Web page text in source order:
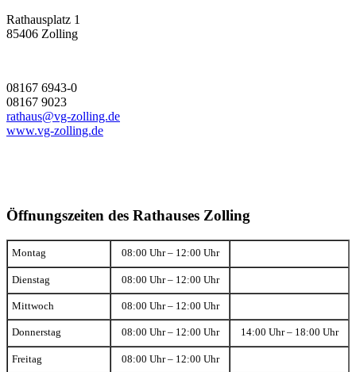
Rathausplatz 1
85406 Zolling
08167 6943-0
08167 9023
rathaus@vg-zolling.de
www.vg-zolling.de
Öffnungszeiten des Rathauses Zolling
Montag 08:00 Uhr – 12:00 Uhr
Dienstag 08:00 Uhr – 12:00 Uhr
Mittwoch 08:00 Uhr – 12:00 Uhr
Donnerstag 08:00 Uhr – 12:00 Uhr 14:00 Uhr – 18:00 Uhr
Freitag 08:00 Uhr – 12:00 Uhr